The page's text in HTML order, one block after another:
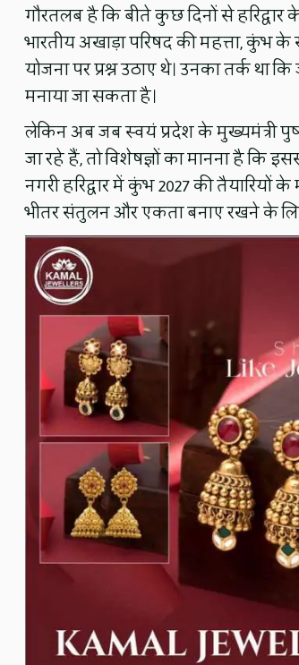
गौरतलब है कि बीते कुछ दिनों से
भारतीय अखाड़ा परिषद की महत्ता, कुंभ
योजना पर प्रश्न उठाए थे। उनका तर्क
मनाया जा सकता है।
लेकिन अब जब स्वयं प्रदेश के मुख्यमंत्री
जा रहे हैं, तो विशेषज्ञों का मानना है कि
नगरी हरिद्वार में कुंभ 2027 की
भीतर संतुलन और एकता बनाए रखने के